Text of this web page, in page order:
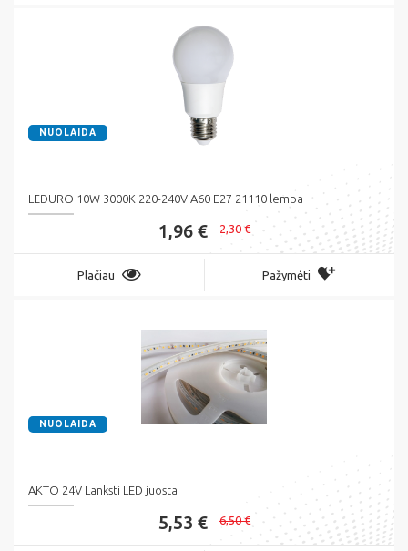
NUOLAIDA
LEDURO 10W 3000K 220-240V A60 E27 21110 lempa
1,96 € 2,30 €
Plačiau Pažymėti
NUOLAIDA
AKTO 24V Lanksti LED juosta
5,53 € 6,50 €